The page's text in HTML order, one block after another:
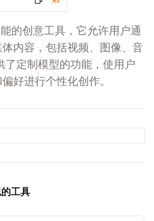
的创意工具，它允许用户通
内容，包括视频、图像、音
了定制模型的功能，使用户
好进行个性化创作。
工具